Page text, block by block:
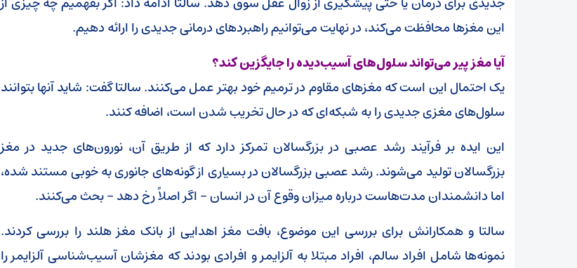
این مغزها محافظت می‌کند، در نهایت می‌توانیم راهبردهای درمانی جدیدی را ارائه دهیم.
آیا مغز پیر می‌تواند سلول‌های آسیب‌دیده را جایگزین کند؟
یک احتمال این است که مغزهای مقاوم در ترمیم خود بهتر عمل می‌کنند. سالتا گفت: شاید آنها بتوانند
سلول‌های مغزی جدیدی را به شبکه‌ای که در حال تخریب شدن است، اضافه کنند.
این ایده بر فرآیند رشد عصبی در بزرگسالان تمرکز دارد که از طریق آن، نورون‌های جدید در مغز
بزرگسالان تولید می‌شوند. رشد عصبی بزرگسالان در بسیاری از گونه‌های جانوری به خوبی مستند شده،
اما دانشمندان مدت‌هاست درباره میزان وقوع آن در انسان – اگر اصلاً رخ دهد – بحث می‌کنند.
سالتا و همکارانش برای بررسی این موضوع، بافت مغز اهدایی از بانک مغز هلند را بررسی کردند.
نمونه‌ها شامل افراد سالم، افراد مبتلا به آلزایمر و افرادی بودند که مغزشان آسیب‌شناسی آلزایمر را